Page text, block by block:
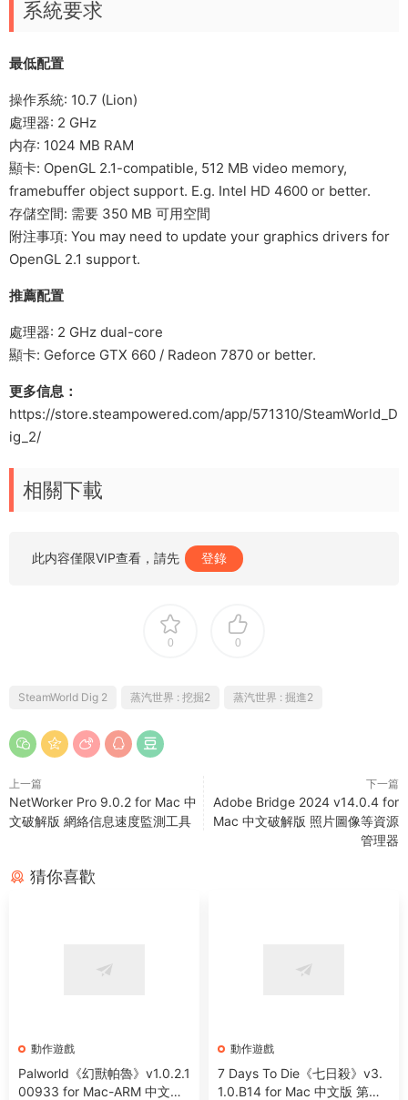
系統要求
最低配置
操作系統: 10.7 (Lion)
處理器: 2 GHz
内存: 1024 MB RAM
顯卡: OpenGL 2.1-compatible, 512 MB video memory,
framebuffer object support. E.g. Intel HD 4600 or better.
存儲空間: 需要 350 MB 可用空間
附注事項: You may need to update your graphics drivers for
OpenGL 2.1 support.
推薦配置
處理器: 2 GHz dual-core
顯卡: Geforce GTX 660 / Radeon 7870 or better.
更多信息：
https://store.steampowered.com/app/571310/SteamWorld_D
ig_2/
相關下載
此内容僅限VIP查看，請先 登錄
0 0
SteamWorld Dig 2 蒸汽世界 : 挖掘2 蒸汽世界 : 掘進2
上一篇
NetWorker Pro 9.0.2 for Mac 中
文破解版 網絡信息速度監測工具
下一篇
Adobe Bridge 2024 v14.0.4 for
Mac 中文破解版 照片圖像等資源
管理器
猜你喜歡
動作遊戲
Palworld《幻獸帕魯》v1.0.2.1
00933 for Mac-ARM 中文破
動作遊戲
7 Days To Die《七日殺》v3.
1.0.B14 for Mac 中文版 第一